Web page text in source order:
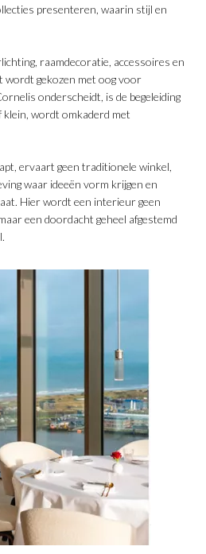
presenteren, waarin stijl en
raamdecoratie, accessoires en
wordt gekozen met oog voor
onderscheidt, is de begeleiding
klein, wordt omkaderd met
ervaart geen traditionele winkel,
waar ideeën vorm krijgen en
Hier wordt een interieur geen
een doordacht geheel afgestemd